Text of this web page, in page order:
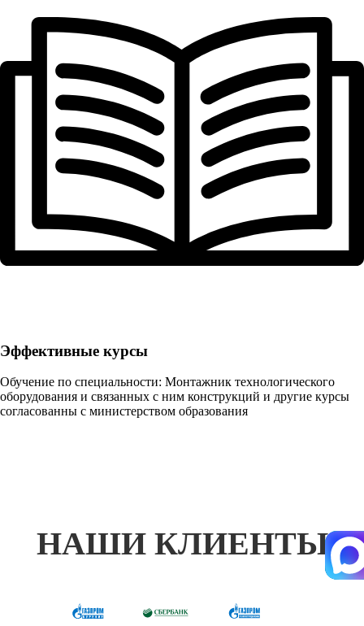
Эффективные курсы
Обучение по специальности: Монтажник технологического
оборудования и связанных с ним конструкций и другие курсы
согласованны с министерством образования
НАШИ КЛИЕНТЫ